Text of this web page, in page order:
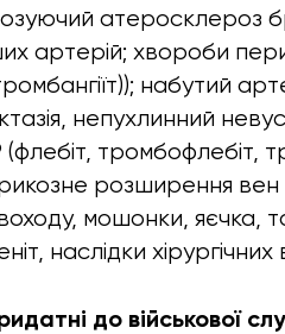
атеросклероз
артерій; хвороби
набутий
непухлинний
тромбофлебіт,
розширення вен
мошонки, яєчка,
наслідки хірургічних
до військової